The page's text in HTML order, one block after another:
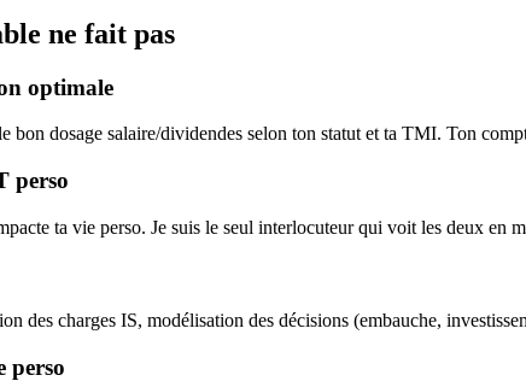
ne fait pas
optimale
dosage salaire/dividendes selon ton statut et ta TMI. Ton
perso
ta vie perso. Je suis le seul interlocuteur qui voit les deux en
des charges IS, modélisation des décisions (embauche,
perso